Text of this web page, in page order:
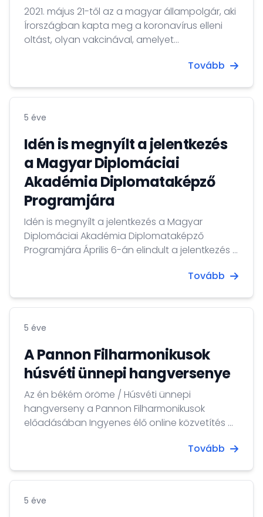
2021. május 21-től az a magyar állampolgár, aki
Írországban kapta meg a koronavírus elleni
oltást, olyan vakcinával, amelyet
által kiállított hivatalos igazolással is
igazolványt igényelhet: - bármely
személyesen, vagy - Ügyfélkapun keresztül. A
védettségi igazolványt a külföldön beoltott
magyar állampolgár részére...
Tovább
5 éve
Idén is megnyílt a jelentkezés
a Magyar Diplomáciai
Akadémia Diplomataképző
Programjára
Idén is megnyílt a jelentkezés a Magyar
Diplomáciai Akadémia Diplomataképző
Programjára Április 6-án elindult a jelentkezés a
évfolyamára. Jelentkezés május 7-ig!Tovább
5 éve
A Pannon Filharmonikusok
húsvéti ünnepi hangversenye
Az én békém öröme / Húsvéti ünnepi
hangverseny a Pannon Filharmonikusok
előadásában Ingyenes élő online közvetítés a
Tovább
5 éve